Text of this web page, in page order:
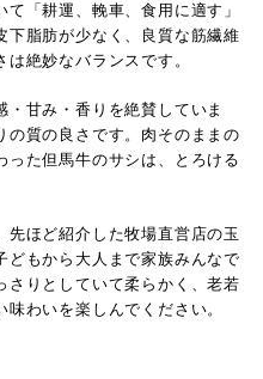
「耕運、輓車、食用に適す」
下脂肪が少なく、良質な筋繊維
絶妙なバランスです。
甘み・香りを絶賛していま
の質の良さです。肉そのままの
た但馬牛のサシは、とろける
先ほど紹介した牧場直営店の玉
どもから大人まで家族みんなで
さりとしていて柔らかく、老若
わいを楽しんでください。